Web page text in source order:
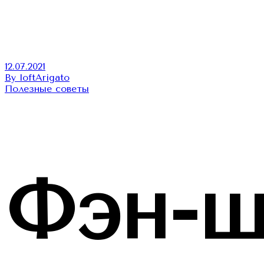
12.07.2021
By loftArigato
Полезные советы
Фэн-